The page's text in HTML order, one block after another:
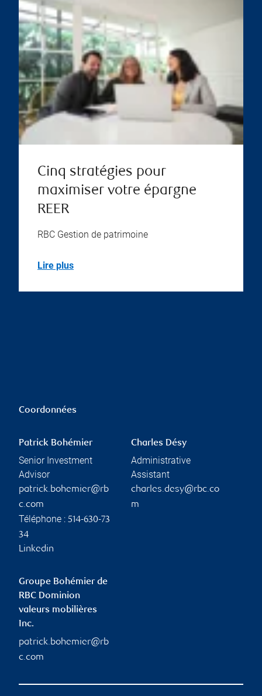
Cinq stratégies pour
maximiser votre épargne
REER
RBC Gestion de patrimoine
Lire plus
Coordonnées
Patrick Bohémier
Senior Investment
Advisor
patrick.bohemier@rb
c.com
Téléphone : 514-630-73
34
Linkedin
Charles Désy
Administrative
Assistant
charles.desy@rbc.co
m
Groupe Bohémier de
RBC Dominion
valeurs mobilières
Inc.
patrick.bohemier@rb
c.com